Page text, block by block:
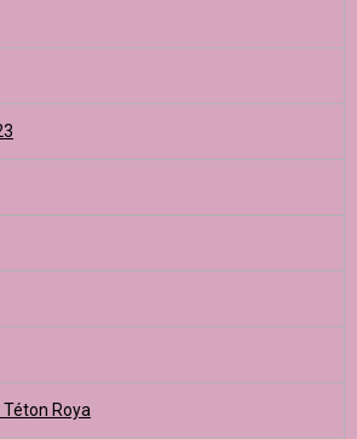
Roya